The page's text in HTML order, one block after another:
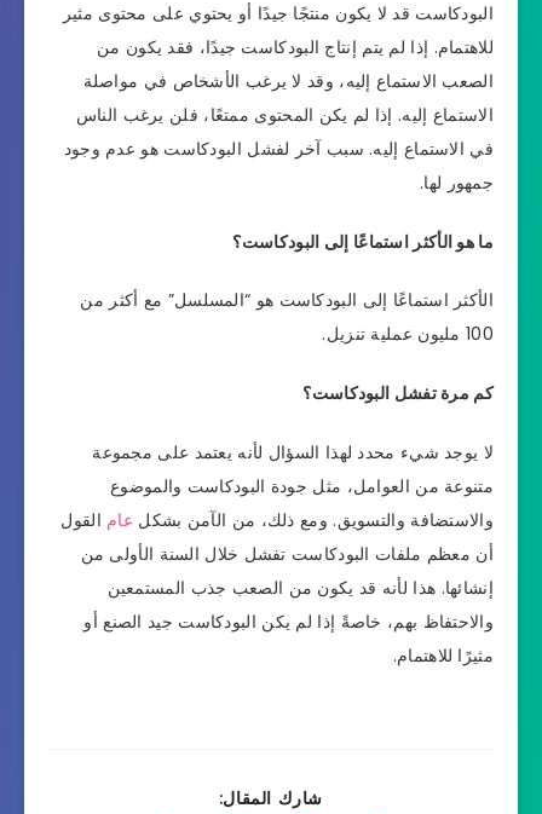
البودكاست قد لا يكون منتجًا جيدًا أو يحتوي على محتوى مثير
للاهتمام. إذا لم يتم إنتاج البودكاست جيدًا، فقد يكون من
الصعب الاستماع إليه، وقد لا يرغب الأشخاص في مواصلة
الاستماع إليه. إذا لم يكن المحتوى ممتعًا، فلن يرغب الناس
في الاستماع إليه. سبب آخر لفشل البودكاست هو عدم وجود
جمهور لها.
ما هو الأكثر استماعًا إلى البودكاست؟
الأكثر استماعًا إلى البودكاست هو “المسلسل” مع أكثر من
100 مليون عملية تنزيل.
كم مرة تفشل البودكاست؟
لا يوجد شيء محدد لهذا السؤال لأنه يعتمد على مجموعة
متنوعة من العوامل، مثل جودة البودكاست والموضوع
والاستضافة والتسويق. ومع ذلك، من الآمن بشكل عام القول
أن معظم ملفات البودكاست تفشل خلال السنة الأولى من
إنشائها. هذا لأنه قد يكون من الصعب جذب المستمعين
والاحتفاظ بهم، خاصةً إذا لم يكن البودكاست جيد الصنع أو
مثيرًا للاهتمام.
شارك المقال: